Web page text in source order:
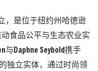
立，是位于纽约州哈德逊
食品公平与生态农业实
与Daphne Seybold携手
独立实体，通过时尚领